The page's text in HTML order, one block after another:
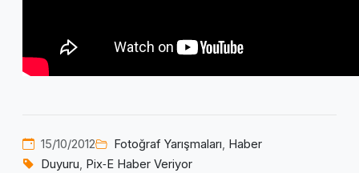
15/10/2012 Fotoğraf Yarışmaları, Haber
Duyuru, Pix‑E Haber Veriyor